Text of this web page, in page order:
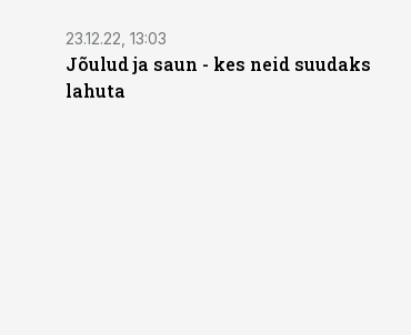
23.12.22, 13:03
Jõulud ja saun - kes neid suudaks
lahuta